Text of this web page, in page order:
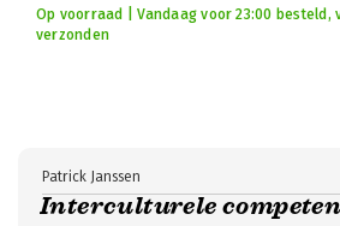
Op voorraad | Vandaag voor 23:00 besteld,
verzonden
Interculturele
Patrick Janssen